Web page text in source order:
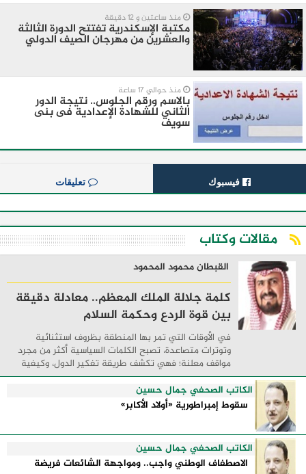
منذ ساعتين و 12 دقيقة
مكتبة الإسكندرية تفتتح الدورة الثالثة
والعشرين من مهرجان الصيف الدولي
منذ حوالي 17 ساعة
بالاسم ورقم الجلوس.. نتيجة الدور
الثاني للشهادة الإعدادية فى بنى
سويف
فيسبوك تعليقات
مقالات وكتاب
القبطان محمود المحمود
كلمة جلالة الملك المعظم.. معادلة دقيقة
بين قوة الردع وحكمة السلام
في الأوقات التي تمر بها المنطقة بظروف استثنائية
وتوترات متصاعدة، تصبح الكلمات السياسية أكثر من مجرد
مواقف معلنة؛ فهي تكشف طريقة تفكير الدول، وكيفية
إدارتها للأزمات، والحدود التي تفصل بين القوة ...
الكاتب الصحفي جمال حسين
سقوط إمبراطورية «أولاد الأكابر»
الكاتب الصحفي جمال حسين
الاصطفاف الوطني واجب.. ومواجهة الشائعات فريضة